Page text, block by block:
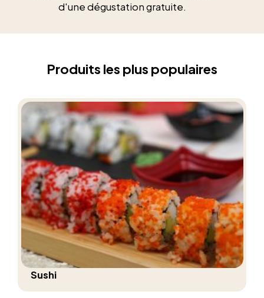
d'une dégustation gratuite.
Produits les plus populaires
Sushi